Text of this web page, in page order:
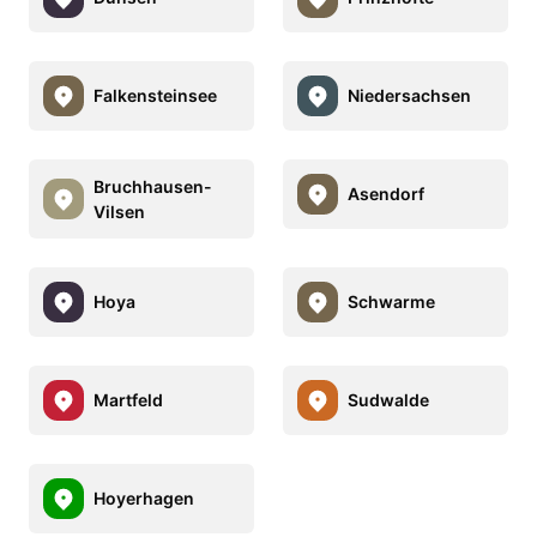
Falkensteinsee Niedersachsen
Bruchhausen-
Vilsen
Asendorf
Hoya Schwarme
Martfeld Sudwalde
Hoyerhagen